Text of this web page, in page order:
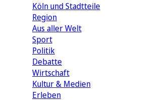
Köln und Stadtteile
Region
Aus aller Welt
Sport
Politik
Debatte
Wirtschaft
Kultur & Medien
Erleben